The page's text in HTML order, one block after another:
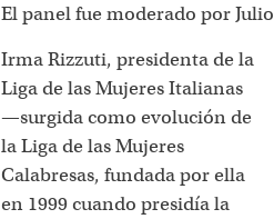
El panel fue moderado por
Irma Rizzuti, presidenta de la
Liga de las Mujeres Italianas
—surgida como evolución de
la Liga de las Mujeres
Calabresas, fundada por ella
en 1999 cuando presidía la